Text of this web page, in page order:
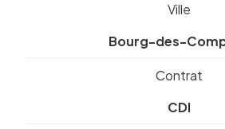
Ville
Bourg-des-
Contrat
CDI